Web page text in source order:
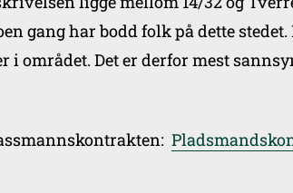
gang har bodd folk på dette
i området. Det er derfor mest